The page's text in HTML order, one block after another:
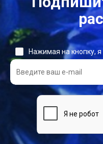
Нажимая на кнопку,